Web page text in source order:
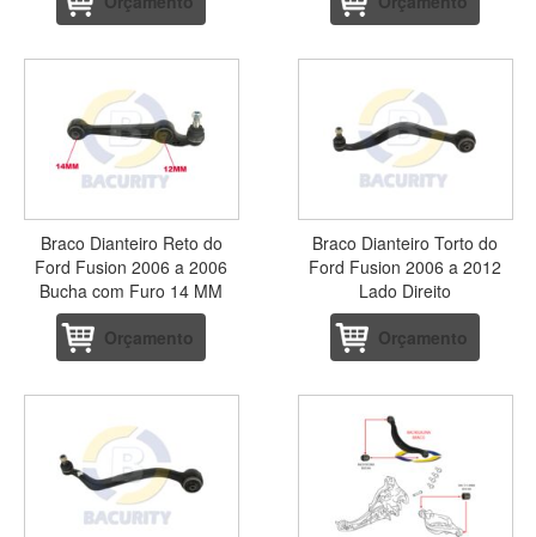
Braco Dianteiro Reto do
Ford Fusion 2006 a 2006
Bucha com Furo 14 MM
Orçamento
Braco Dianteiro Torto do
Ford Fusion 2006 a 2012
Lado Direito
Orçamento